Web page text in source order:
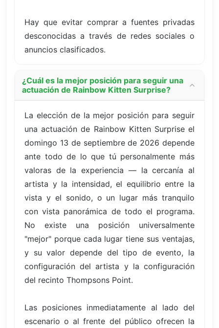
Hay que evitar comprar a fuentes privadas
desconocidas a través de redes sociales o
anuncios clasificados.
¿Cuál es la mejor posición para seguir una
actuación de Rainbow Kitten Surprise?
La elección de la mejor posición para seguir
una actuación de Rainbow Kitten Surprise el
domingo 13 de septiembre de 2026 depende
ante todo de lo que tú personalmente más
valoras de la experiencia — la cercanía al
artista y la intensidad, el equilibrio entre la
vista y el sonido, o un lugar más tranquilo
con vista panorámica de todo el programa.
No existe una posición universalmente
"mejor" porque cada lugar tiene sus ventajas,
y su valor depende del tipo de evento, la
configuración del artista y la configuración
del recinto Thompsons Point.
Las posiciones inmediatamente al lado del
escenario o al frente del público ofrecen la